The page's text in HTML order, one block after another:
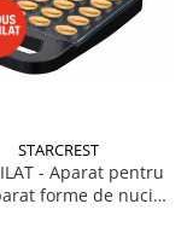
STARCREST
- Aparat pentru
forme de nuci